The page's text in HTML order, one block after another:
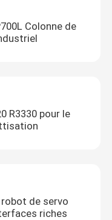
Colonne de
R3330 pour le
de servo
riches